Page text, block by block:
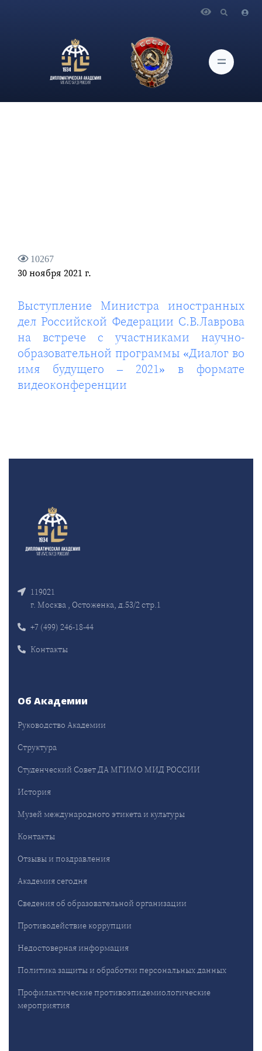
Федерации С.В.Лаврова на встрече с участниками научно-
образовательной программы «Диалог во имя будущего –
2021» в формате видеоконференции
10267
30 ноября 2021 г.
Выступление Министра иностранных
дел Российской Федерации С.В.Лаврова
на встрече с участниками научно-
образовательной программы «Диалог во
имя будущего – 2021» в формате
видеоконференции
119021
г. Москва , Остоженка, д.53/2 стр.1
+7 (499) 246-18-44
Контакты
Об Академии
Руководство Академии
Структура
Студенческий Совет ДА МГИМО МИД РОССИИ
История
Музей международного этикета и культуры
Контакты
Отзывы и поздравления
Академия сегодня
Сведения об образовательной организации
Противодействие коррупции
Недостоверная информация
Политика защиты и обработки персональных данных
Профилактические противоэпидемиологические
мероприятия